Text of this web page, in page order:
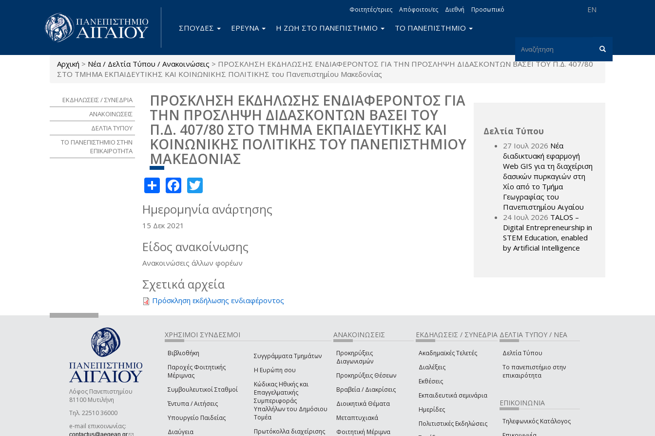
EN
Φοιτητές/τριες Απόφοιτοι/ες Διεθνή Προσωπικό
Φόρμα
αναζήτησης
Αναζήτηση
ΣΠΟΥΔΕΣ ΕΡΕΥΝΑ Η ΖΩΗ ΣΤΟ ΠΑΝΕΠΙΣΤΗΜΙΟ ΤΟ ΠΑΝΕΠΙΣΤΗΜΙΟ
Είστε εδώ
Αρχική > Νέα / Δελτία Τύπου / Ανακοινώσεις > ΠΡΟΣΚΛΗΣΗ ΕΚΔΗΛΩΣΗΣ ΕΝΔΙΑΦΕΡΟΝΤΟΣ ΓΙΑ ΤΗΝ ΠΡΟΣΛΗΨΗ ΔΙΔΑΣΚΟΝΤΩΝ ΒΑΣΕΙ ΤΟΥ Π.Δ. 407/80
ΣΤΟ ΤΜΗΜΑ ΕΚΠΑΙΔΕΥΤΙΚΗΣ ΚΑΙ ΚΟΙΝΩΝΙΚΗΣ ΠΟΛΙΤΙΚΗΣ του Πανεπιστημίου Μακεδονίας
ΠΡΟΣΚΛΗΣΗ ΕΚΔΗΛΩΣΗΣ ΕΝΔΙΑΦΕΡΟΝΤΟΣ ΓΙΑ
ΤΗΝ ΠΡΟΣΛΗΨΗ ΔΙΔΑΣΚΟΝΤΩΝ ΒΑΣΕΙ ΤΟΥ
Π.Δ. 407/80 ΣΤΟ ΤΜΗΜΑ ΕΚΠΑΙΔΕΥΤΙΚΗΣ ΚΑΙ
ΚΟΙΝΩΝΙΚΗΣ ΠΟΛΙΤΙΚΗΣ ΤΟΥ ΠΑΝΕΠΙΣΤΗΜΙΟΥ
ΜΑΚΕΔΟΝΙΑΣ
ShareFacebook
Ημερομηνία ανάρτησης
15 Δεκ 2021
Είδος ανακοίνωσης
Ανακοινώσεις άλλων φορέων
Σχετικά αρχεία
Πρόσκληση εκδήλωσης ενδιαφέροντος
ΕΚΔΗΛΩΣΕΙΣ / ΣΥΝΕΔΡΙΑ
ΑΝΑΚΟΙΝΩΣΕΙΣ
ΔΕΛΤΙΑ ΤΥΠΟΥ
ΤΟ ΠΑΝΕΠΙΣΤΗΜΙΟ ΣΤΗΝ
ΕΠΙΚΑΙΡΟΤΗΤΑ
Δελτία Τύπου
27 Ιουλ 2026 Νέα
διαδικτυακή εφαρμογή
Web GIS για τη διαχείριση
δασικών πυρκαγιών στη
Χίο από το Τμήμα
Γεωγραφίας του
Πανεπιστημίου Αιγαίου
24 Ιουλ 2026 TALOS –
Digital Entrepreneurship in
STEM Education, enabled
by Artificial Intelligence
Λόφος Πανεπιστημίου
81100 Μυτιλήνη
Τηλ. 22510 36000
e-mail επικοινωνίας:
contactus@aegean.gr(link sends e-mail)
ΧΡΗΣΙΜΟΙ ΣΥΝΔΕΣΜΟΙ
Βιβλιοθήκη
Παροχές Φοιτητικής
Μέριμνας
Συμβουλευτικοί Σταθμοί
Έντυπα / Αιτήσεις
Υπουργείο Παιδείας
Διαύγεια
Συγγράμματα Τμημάτων
Η Ευρώπη σου
Κώδικας Ηθικής και
Επαγγελματικής
Συμπεριφοράς
Υπαλλήλων του Δημόσιου
Τομέα
Πρωτόκολλα διαχείρισης
ΑΝΑΚΟΙΝΩΣΕΙΣ
Προκηρύξεις
Διαγωνισμών
Προκηρύξεις Θέσεων
Βραβεία / Διακρίσεις
Διοικητικά Θέματα
Μεταπτυχιακά
Φοιτητική Μέριμνα
ΕΚΔΗΛΩΣΕΙΣ / ΣΥΝΕΔΡΙΑ
Ακαδημαϊκές Τελετές
Διαλέξεις
Εκθέσεις
Εκπαιδευτικά σεμινάρια
Ημερίδες
Πολιτιστικές Εκδηλώσεις
ΔΕΛΤΙΑ ΤΥΠΟΥ / ΝΕΑ
Δελτία Τύπου
Το πανεπιστήμιο στην
επικαιρότητα
ΕΠΙΚΟΙΝΩΝΙΑ
Τηλεφωνικός Κατάλογος